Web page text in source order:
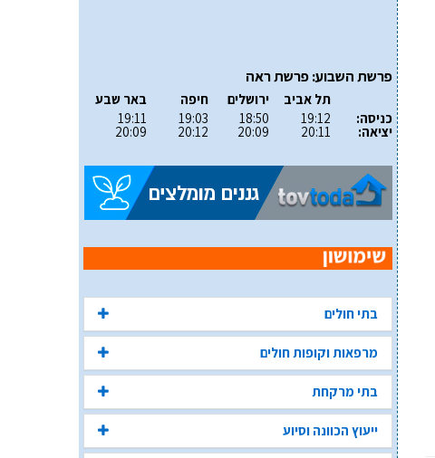
פרשת השבוע: פרשת ראה
כניסה:
יציאה:
תל אביב
19:12
20:11
ירושלים
18:50
20:09
חיפה
19:03
20:12
באר שבע
19:11
20:09
בתי חולים
מרפאות וקופות חולים
בתי מרקחת
ייעוץ הכוונה וסיוע